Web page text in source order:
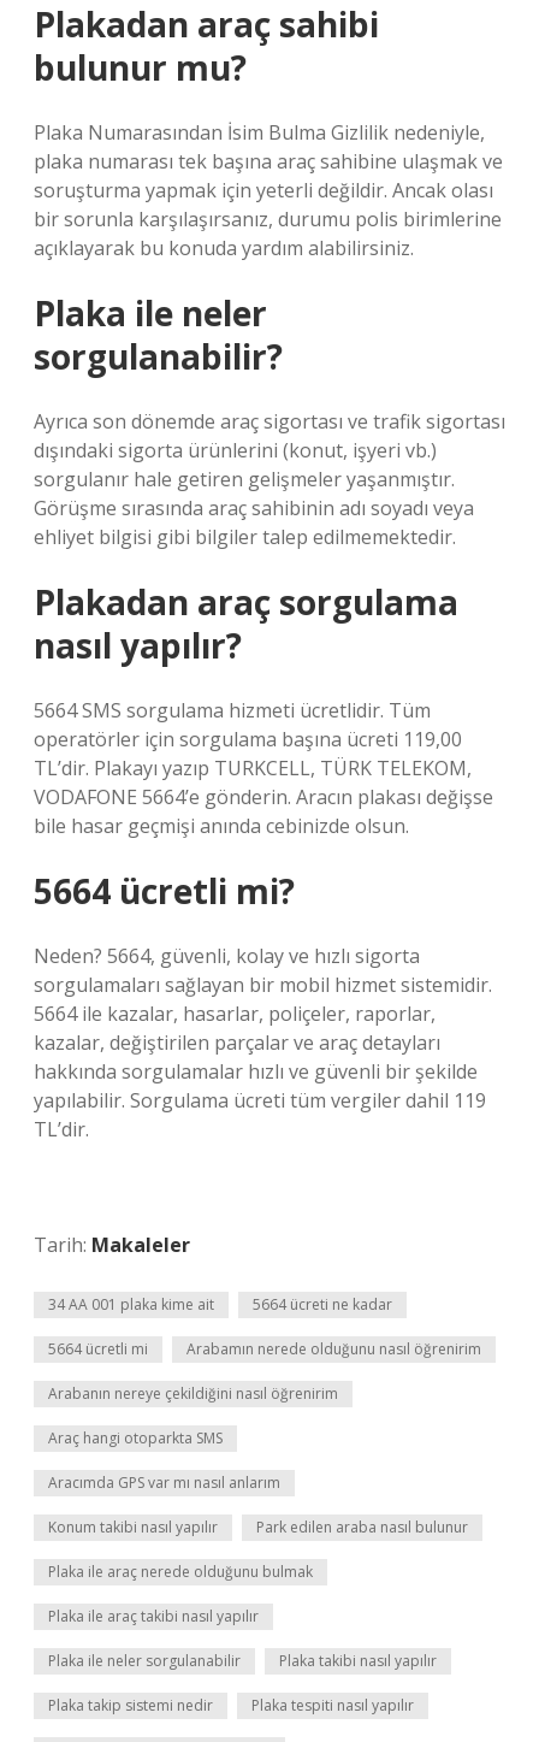
Plakadan araç sahibi
bulunur mu?
Plaka Numarasından İsim Bulma Gizlilik nedeniyle,
plaka numarası tek başına araç sahibine ulaşmak ve
soruşturma yapmak için yeterli değildir. Ancak olası
bir sorunla karşılaşırsanız, durumu polis birimlerine
açıklayarak bu konuda yardım alabilirsiniz.
Plaka ile neler
sorgulanabilir?
Ayrıca son dönemde araç sigortası ve trafik sigortası
dışındaki sigorta ürünlerini (konut, işyeri vb.)
sorgulanır hale getiren gelişmeler yaşanmıştır.
Görüşme sırasında araç sahibinin adı soyadı veya
ehliyet bilgisi gibi bilgiler talep edilmemektedir.
Plakadan araç sorgulama
nasıl yapılır?
5664 SMS sorgulama hizmeti ücretlidir. Tüm
operatörler için sorgulama başına ücreti 119,00
TL’dir. Plakayı yazıp TURKCELL, TÜRK TELEKOM,
VODAFONE 5664’e gönderin. Aracın plakası değişse
bile hasar geçmişi anında cebinizde olsun.
5664 ücretli mi?
Neden? 5664, güvenli, kolay ve hızlı sigorta
sorgulamaları sağlayan bir mobil hizmet sistemidir.
5664 ile kazalar, hasarlar, poliçeler, raporlar,
kazalar, değiştirilen parçalar ve araç detayları
hakkında sorgulamalar hızlı ve güvenli bir şekilde
yapılabilir. Sorgulama ücreti tüm vergiler dahil 119
TL’dir.
Tarih: Makaleler
34 AA 001 plaka kime ait 5664 ücreti ne kadar
5664 ücretli mi Arabamın nerede olduğunu nasıl öğrenirim
Arabanın nereye çekildiğini nasıl öğrenirim
Araç hangi otoparkta SMS
Aracımda GPS var mı nasıl anlarım
Konum takibi nasıl yapılır Park edilen araba nasıl bulunur
Plaka ile araç nerede olduğunu bulmak
Plaka ile araç takibi nasıl yapılır
Plaka ile neler sorgulanabilir Plaka takibi nasıl yapılır
Plaka takip sistemi nedir Plaka tespiti nasıl yapılır